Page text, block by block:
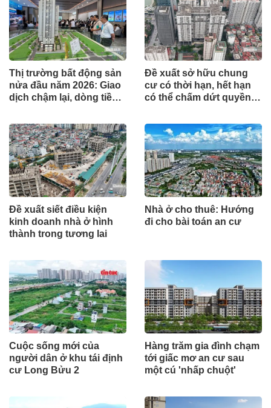
Thị trường bất động sản
nửa đầu năm 2026: Giao
dịch chậm lại, dòng tiền
trị thực
Đề xuất sở hữu chung
cư có thời hạn, hết hạn
có thể chấm dứt quyền
Đề xuất siết điều kiện
kinh doanh nhà ở hình
thành trong tương lai
Nhà ở cho thuê: Hướng
đi cho bài toán an cư
Cuộc sống mới của
người dân ở khu tái định
cư Long Bửu 2
Hàng trăm gia đình chạm
tới giấc mơ an cư sau
một cú 'nhấp chuột'